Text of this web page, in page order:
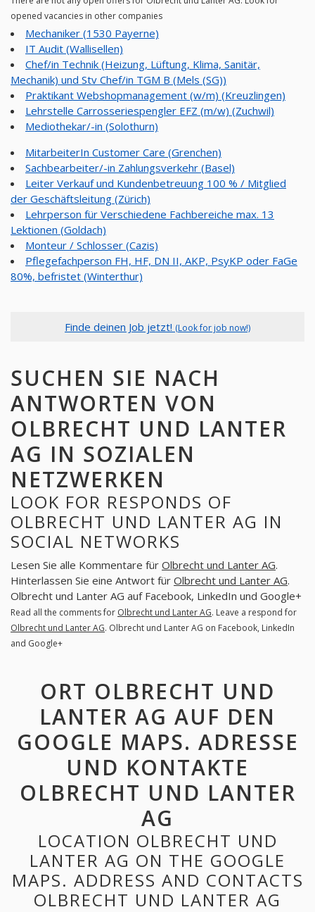
opened vacancies in other companies
Mechaniker (1530 Payerne)
IT Audit (Wallisellen)
Chef/in Technik (Heizung, Lüftung, Klima, Sanitär,
Mechanik) und Stv Chef/in TGM B (Mels (SG))
Praktikant Webshopmanagement (w/m) (Kreuzlingen)
Lehrstelle Carrosseriespengler EFZ (m/w) (Zuchwil)
Mediothekar/-in (Solothurn)
MitarbeiterIn Customer Care (Grenchen)
Sachbearbeiter/-in Zahlungsverkehr (Basel)
Leiter Verkauf und Kundenbetreuung 100 % / Mitglied
der Geschäftsleitung (Zürich)
Lehrperson für Verschiedene Fachbereiche max. 13
Lektionen (Goldach)
Monteur / Schlosser (Cazis)
Pflegefachperson FH, HF, DN II, AKP, PsyKP oder FaGe
80%, befristet (Winterthur)
Finde deinen Job jetzt! (Look for job now!)
SUCHEN SIE NACH
ANTWORTEN VON
OLBRECHT UND LANTER
AG IN SOZIALEN
NETZWERKEN
LOOK FOR RESPONDS OF
OLBRECHT UND LANTER AG IN
SOCIAL NETWORKS
Lesen Sie alle Kommentare für Olbrecht und Lanter AG.
Hinterlassen Sie eine Antwort für Olbrecht und Lanter AG.
Olbrecht und Lanter AG auf Facebook, LinkedIn und Google+
Read all the comments for Olbrecht und Lanter AG. Leave a respond for
Olbrecht und Lanter AG. Olbrecht und Lanter AG on Facebook, LinkedIn
and Google+
ORT OLBRECHT UND
LANTER AG AUF DEN
GOOGLE MAPS. ADRESSE
UND KONTAKTE
OLBRECHT UND LANTER
AG
LOCATION OLBRECHT UND
LANTER AG ON THE GOOGLE
MAPS. ADDRESS AND CONTACTS
OLBRECHT UND LANTER AG